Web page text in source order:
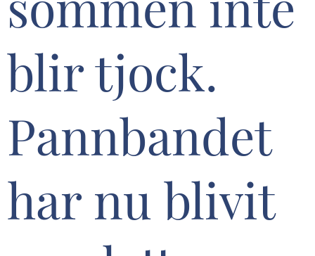
blir tjock.
Pannbandet
har nu blivit